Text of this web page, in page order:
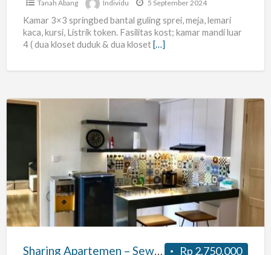
Tanah Abang Individu 5 September 2024
Kamar 3×3 springbed bantal guling sprei, meja, lemari
kaca, kursi, Listrik token. Fasilitas kost; kamar mandi luar
4 ( dua kloset duduk & dua kloset […]
Sewa
1
Kamar
Apartemen
Rp 2.750.000
Sharing Apartemen – Sewa 1 Kamar Apartemen Mediterania Garden 1